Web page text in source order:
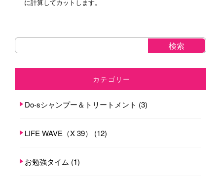
に計算してカットします。
カテゴリー
Do-sシャンプー＆トリートメント (3)
LIFE WAVE（X 39） (12)
お勉強タイム (1)